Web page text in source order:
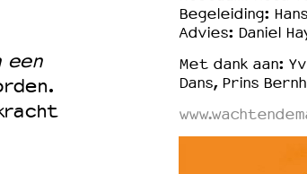
een
Begeleiding:
Advies: Daniel
Met dank aan:
Dans, Prins